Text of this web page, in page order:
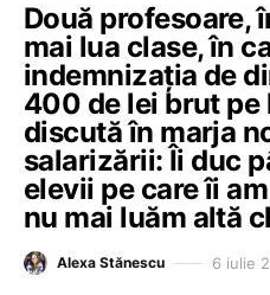
Două profesoare,
mai lua clase, în
indemnizația de
400 de lei brut pe
discută în marja
salarizării: Îi duc
elevii pe care îi
nu mai luăm altă
Alexa Stănescu 6 iulie